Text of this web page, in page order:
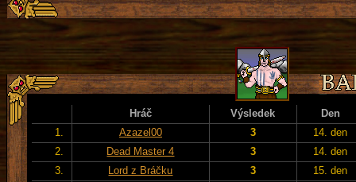
Hráč Výsledek
Den
1.
Azazel00 3
14. den
2.
Dead Master 4 3
14. den
3.
Lord z Bráčku 3
15. den